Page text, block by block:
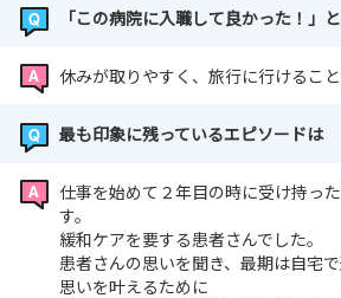
「この病院に入職して良かった！」
休みが取りやすく、旅行に行けること
最も印象に残っているエピソードは
仕事を始めて２年目の時に受け持っ
す。
緩和ケアを要する患者さんでした。
患者さんの思いを聞き、最期は自宅
思いを叶えるために